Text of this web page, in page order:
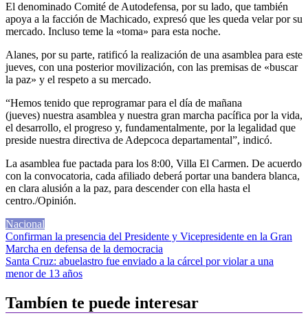
El denominado Comité de Autodefensa, por su lado, que también
apoya a la facción de Machicado, expresó que les queda velar por su
mercado. Incluso teme la «toma» para esta noche.
Alanes, por su parte, ratificó la realización de una asamblea para este
jueves, con una posterior movilización, con las premisas de «buscar
la paz» y el respeto a su mercado.
“Hemos tenido que reprogramar para el día de mañana
(jueves) nuestra asamblea y nuestra gran marcha pacífica por la vida,
el desarrollo, el progreso y, fundamentalmente, por la legalidad que
preside nuestra directiva de Adepcoca departamental”, indicó.
La asamblea fue pactada para los 8:00, Villa El Carmen. De acuerdo
con la convocatoria, cada afiliado deberá portar una bandera blanca,
en clara alusión a la paz, para descender con ella hasta el
centro./Opinión.
Nacional
Navegación
de
entradas
Confirman la presencia del Presidente y Vicepresidente en la Gran
Marcha en defensa de la democracia
Santa Cruz: abuelastro fue enviado a la cárcel por violar a una
menor de 13 años
Tambíen te puede interesar